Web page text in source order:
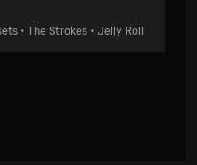
• The Strokes • Jelly Roll